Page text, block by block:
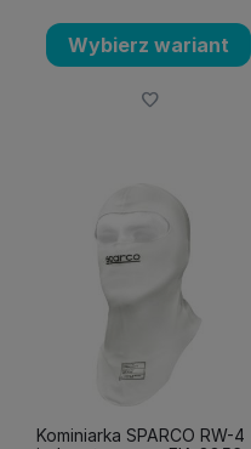
Wybierz wariant
Kominiarka SPARCO RW-4